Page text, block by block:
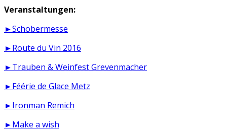
Veranstaltungen:
►Schobermesse
►Route du Vin 2016
►Trauben & Weinfest Grevenmacher
►Féérie de Glace Metz
►Ironman Remich
►Make a wish